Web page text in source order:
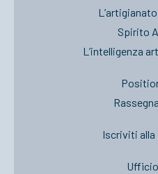
Spirito
L’intelligenza
Iscriviti